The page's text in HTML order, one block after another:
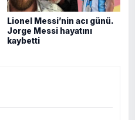
Lionel Messi’nin acı günü.
Jorge Messi hayatını
kaybetti